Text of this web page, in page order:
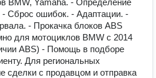
BMW, Yamaha. - Определение
- Сброс ошибок. - Адаптации. -
- Прокачка блоков ABS
для мотоциклов BMW с 2014
ABS) - Помощь в подборе
Для региональных
сделки с продавцом и отправка